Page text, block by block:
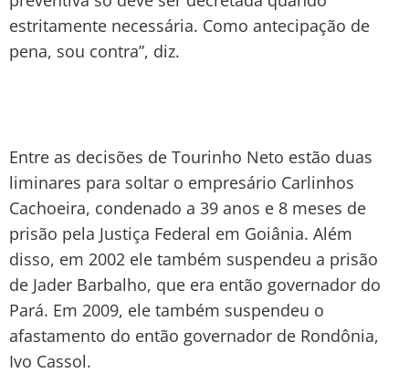
estritamente necessária. Como antecipação de
pena, sou contra”, diz.
Entre as decisões de Tourinho Neto estão duas
liminares para soltar o empresário Carlinhos
Cachoeira, condenado a 39 anos e 8 meses de
prisão pela Justiça Federal em Goiânia. Além
disso, em 2002 ele também suspendeu a prisão
de Jader Barbalho, que era então governador do
Pará. Em 2009, ele também suspendeu o
afastamento do então governador de Rondônia,
Ivo Cassol.